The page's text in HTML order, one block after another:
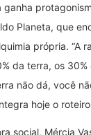
Planeta, que
própria. “A
da terra, os 30%
não dá, você
hoje o
social, Mércia